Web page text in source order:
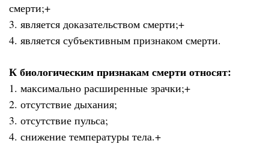
смерти;+
3. является доказательством смерти;+
4. является субъективным признаком смерти.
К биологическим признакам смерти относят:
1. максимально расширенные зрачки;+
2. отсутствие дыхания;
3. отсутствие пульса;
4. снижение температуры тела.+